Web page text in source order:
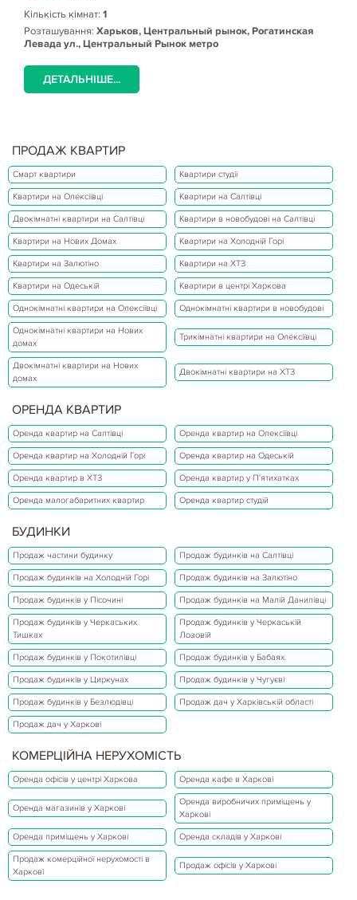
Кількість кімнат: 1
Розташування: Харьков, Центральный рынок, Рогатинская
Левада ул., Центральный Рынок метро
ДЕТАЛЬНІШЕ...
ПРОДАЖ КВАРТИР
Смарт квартири Квартири студії
Квартири на Олексіївці Квартири на Салтівці
Двокімнатні квартири на Салтівці Квартири в новобудові на Салтівці
Квартири на Нових Домах Квартири на Холодній Горі
Квартири на Залютіно Квартири на ХТЗ
Квартири на Одеській Квартири в центрі Харкова
Однокімнатні квартири на Олексіївці Однокімнатні квартири в новобудові
Однокімнатні квартири на Нових
домах
Трикімнатні квартири на Олексіївці
Двокімнатні квартири на Нових
домах
Двокімнатні квартири на ХТЗ
ОРЕНДА КВАРТИР
Оренда квартир на Салтівці Оренда квартир на Олексіївці
Оренда квартир на Холодній Горі Оренда квартир на Одеській
Оренда квартир в ХТЗ Оренда квартир у П'ятихатках
Оренда малогабаритних квартир Оренда квартир студій
БУДИНКИ
Продаж частини будинку Продаж будинків на Салтівці
Продаж будинків на Холодній Горі Продаж будинків на Залютіно
Продаж будинків у Пісочині Продаж будинків на Малій Данилівці
Продаж будинків у Черкаських
Тишках
Продаж будинків у Черкаській
Лозовій
Продаж будинків у Покотилівці Продаж будинків у Бабаях
Продаж будинків у Циркунах Продаж будинків у Чугуєві
Продаж будинків у Безлюдівці Продаж дач у Харківській області
Продаж дач у Харкові
КОМЕРЦІЙНА НЕРУХОМІСТЬ
Оренда офісів у центрі Харкова Оренда кафе в Харкові
Оренда магазинів у Харкові
Оренда виробничих приміщень у
Харкові
Оренда приміщень у Харкові Оренда складів у Харкові
Продаж комерційної нерухомості в
Харкові
Продаж офісів у Харкові